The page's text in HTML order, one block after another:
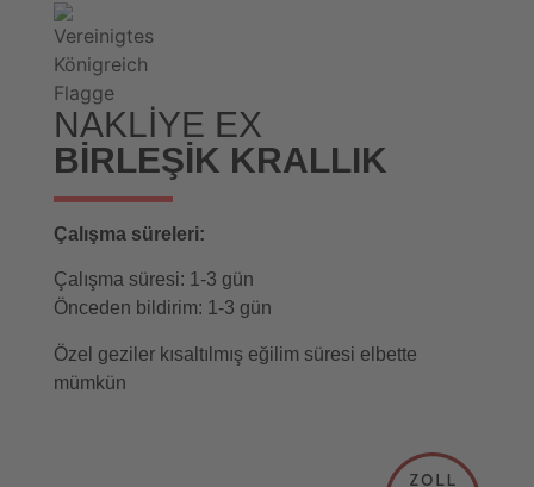
NAKLIYE EX
BIRLEŞIK KRALLIK
Çalışma süreleri:
Çalışma süresi: 1-3 gün
Önceden bildirim: 1-3 gün
Özel geziler kısaltılmış eğilim süresi elbette
mümkün